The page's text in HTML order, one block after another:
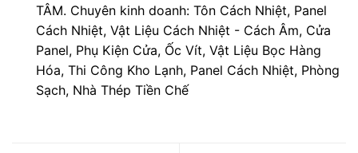
TÂM. Chuyên kinh doanh: Tôn Cách Nhiệt, Panel
Cách Nhiệt, Vật Liệu Cách Nhiệt - Cách Âm, Cửa
Panel, Phụ Kiện Cửa, Ốc Vít, Vật Liệu Bọc Hàng
Hóa, Thi Công Kho Lạnh, Panel Cách Nhiệt, Phòng
Sạch, Nhà Thép Tiền Chế